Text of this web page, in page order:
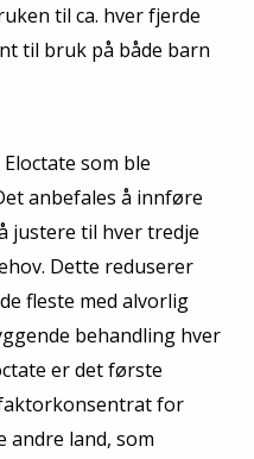
til ca. hver fjerde
til bruk på både barn
som ble
anbefales å innføre
justere til hver tredje
Dette reduserer
fleste med alvorlig
behandling hver
er det første
for
andre land, som